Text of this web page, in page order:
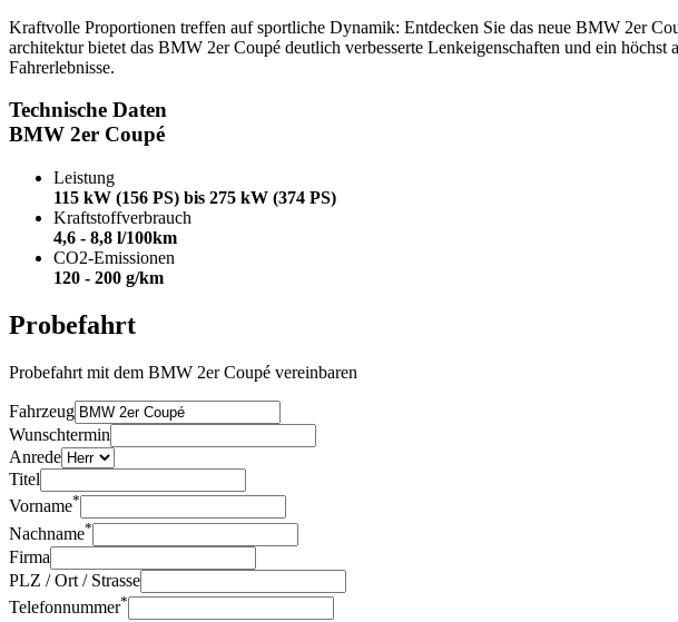
Kraftvolle Proportionen treffen auf sportliche Dynamik: Entdecken Sie das neue BMW 2er
architektur bietet das BMW 2er Coupé deutlich verbesserte Lenk­eigenschaften und ein
Fahrerlebnisse.
Technische Daten
BMW 2er Coupé
Leistung
115 kW (156 PS) bis 275 kW (374 PS)
Kraftstoffverbrauch
4,6 - 8,8 l/100km
CO2-Emissionen
120 - 200 g/km
Probefahrt
Probefahrt mit dem BMW 2er Coupé vereinbaren
Fahrzeug
Wunschtermin
Anrede
Titel
Vorname*
Nachname*
Firma
PLZ / Ort / Strasse
Telefonnummer*